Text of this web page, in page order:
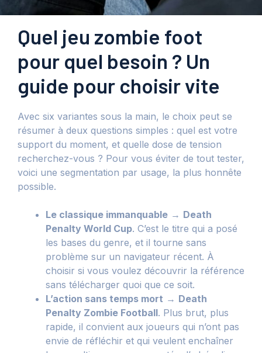
Quel jeu zombie foot
pour quel besoin ? Un
guide pour choisir vite
Avec six variantes sous la main, le choix peut se
résumer à deux questions simples : quel est votre
support du moment, et quelle dose de tension
recherchez-vous ? Pour vous éviter de tout tester,
voici une segmentation par usage, la plus honnête
possible.
Le classique immanquable → Death
Penalty World Cup. C’est le titre qui a posé
les bases du genre, et il tourne sans
problème sur un navigateur récent. À
choisir si vous voulez découvrir la référence
sans télécharger quoi que ce soit.
L’action sans temps mort → Death
Penalty Zombie Football. Plus brut, plus
rapide, il convient aux joueurs qui n’ont pas
envie de réfléchir et qui veulent enchaîner